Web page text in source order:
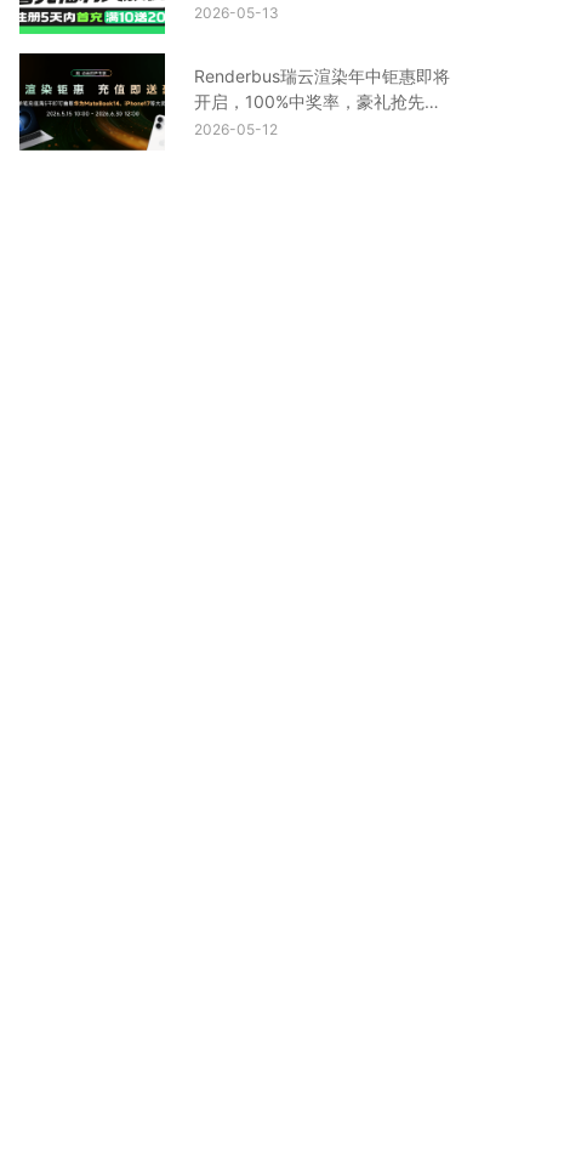
2026-05-13
Renderbus瑞云渲染年中钜惠即将
开启，100%中奖率，豪礼抢先
看！
2026-05-12